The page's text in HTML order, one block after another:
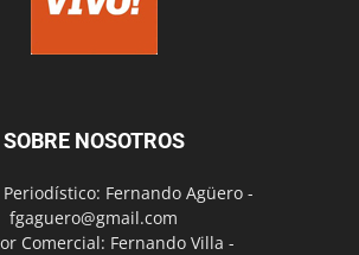
SOBRE NOSOTROS
Fernando Agüero -
fgaguero@gmail.com
Comercial: Fernando Villa -